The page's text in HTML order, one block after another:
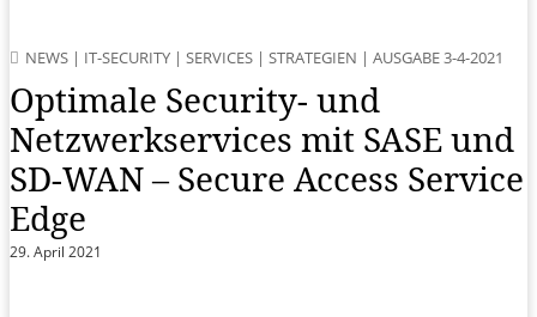
NEWS | IT-SECURITY | SERVICES | STRATEGIEN | AUSGABE 3-4-2021
Optimale Security- und
Netzwerkservices mit SASE und
SD-WAN – Secure Access Service
Edge
29. April 2021